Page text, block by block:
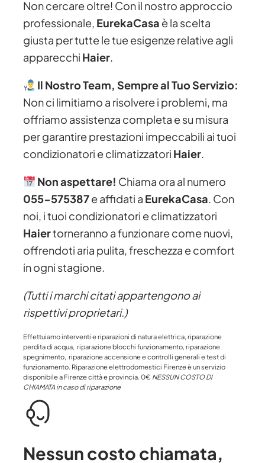
Non cercare oltre! Con il nostro approccio
professionale, EurekaCasa è la scelta
giusta per tutte le tue esigenze relative agli
apparecchi Haier
Il Nostro Team, Sempre al Tuo Servizio:
Non ci limitiamo a risolvere i problemi, ma
offriamo assistenza completa e su misura
per garantire prestazioni impeccabili ai tuoi
condizionatori e climatizzatori Haier.
Non aspettare! Chiama ora al numero
055-575387e affidati a EurekaCasa. Con
noi, i tuoi condizionatori e climatizzatori
Haiertorneranno a funzionare come nuovi,
offrendoti aria pulita, freschezza e comfort
in ogni stagione.
(Tutti i marchi citati appartengono ai
rispettivi proprietari.)
Effettuiamo interventi e riparazioni di natura elettrica, riparazione
perdita di acqua, riparazione blocchi funzionamento, riparazione
spegnimento, riparazione accensione e controlli generali e test di
funzionamento. Riparazione elettrodomestici Firenze è un servizio
disponibile a Firenze città e provincia. 0€ NESSUN COSTO DI
CHIAMATA in caso di riparazione
Nessun costo chiamata,